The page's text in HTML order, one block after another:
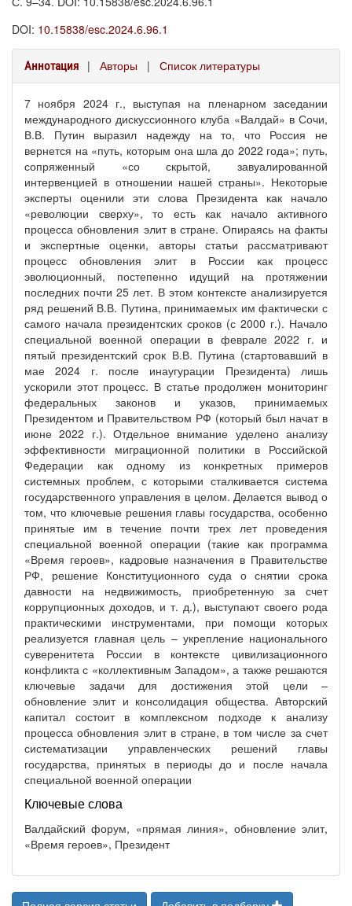
DOI: 10.15838/esc.2024.6.96.1
Аннотация | Авторы | Список литературы
7 ноября 2024 г., выступая на пленарном заседании
международного дискуссионного клуба «Валдай» в Сочи,
В.В. Путин выразил надежду на то, что Россия не
вернется на «путь, которым она шла до 2022 года»; путь,
сопряженный «со скрытой, завуалированной
интервенцией в отношении нашей страны». Некоторые
эксперты оценили эти слова Президента как начало
«революции сверху», то есть как начало активного
процесса обновления элит в стране. Опираясь на факты
и экспертные оценки, авторы статьи рассматривают
процесс обновления элит в России как процесс
эволюционный, постепенно идущий на протяжении
последних почти 25 лет. В этом контексте анализируется
ряд решений В.В. Путина, принимаемых им фактически с
самого начала президентских сроков (с 2000 г.). Начало
специальной военной операции в феврале 2022 г. и
пятый президентский срок В.В. Путина (стартовавший в
мае 2024 г. после инаугурации Президента) лишь
ускорили этот процесс. В статье продолжен мониторинг
федеральных законов и указов, принимаемых
Президентом и Правительством РФ (который был начат в
июне 2022 г.). Отдельное внимание уделено анализу
эффективности миграционной политики в Российской
Федерации как одному из конкретных примеров
системных проблем, с которыми сталкивается система
государственного управления в целом. Делается вывод о
том, что ключевые решения главы государства, особенно
принятые им в течение почти трех лет проведения
специальной военной операции (такие как программа
«Время героев», кадровые назначения в Правительстве
РФ, решение Конституционного суда о снятии срока
давности на недвижимость, приобретенную за счет
коррупционных доходов, и т. д.), выступают своего рода
практическими инструментами, при помощи которых
реализуется главная цель – укрепление национального
суверенитета России в контексте цивилизационного
конфликта с «коллективным Западом», а также решаются
ключевые задачи для достижения этой цели –
обновление элит и консолидация общества. Авторский
капитал состоит в комплексном подходе к анализу
процесса обновления элит в стране, в том числе за счет
систематизации управленческих решений главы
государства, принятых в периоды до и после начала
специальной военной операции
Ключевые слова
Валдайский форум, «прямая линия», обновление элит,
«Время героев», Президент